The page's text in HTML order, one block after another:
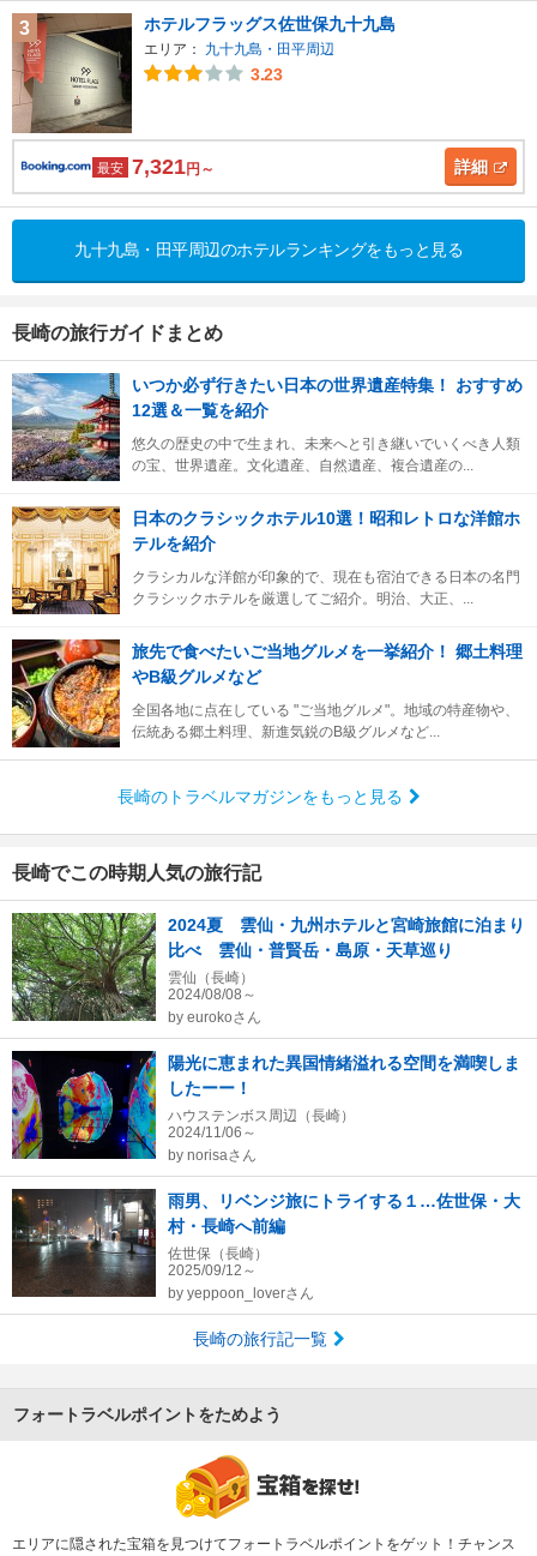
3 ホテルフラッグス佐世保九十九島
エリア： 九十九島・田平周辺
3.23
最安 7,321円～ 詳細
九十九島・田平周辺のホテルランキングをもっと見る
長崎の旅行ガイドまとめ
いつか必ず行きたい日本の世界遺産特集！ おすすめ
12選＆一覧を紹介
悠久の歴史の中で生まれ、未来へと引き継いでいくべき人類
の宝、世界遺産。文化遺産、自然遺産、複合遺産の...
日本のクラシックホテル10選！昭和レトロな洋館ホ
テルを紹介
クラシカルな洋館が印象的で、現在も宿泊できる日本の名門
クラシックホテルを厳選してご紹介。明治、大正、...
旅先で食べたいご当地グルメを一挙紹介！ 郷土料理
やB級グルメなど
全国各地に点在している "ご当地グルメ"。地域の特産物や、
伝統ある郷土料理、新進気鋭のB級グルメなど...
長崎のトラベルマガジンをもっと見る
長崎でこの時期人気の旅行記
2024夏 雲仙・九州ホテルと宮崎旅館に泊まり
比べ 雲仙・普賢岳・島原・天草巡り
雲仙（長崎）
2024/08/08～
by eurokoさん
陽光に恵まれた異国情緒溢れる空間を満喫しま
したーー！
ハウステンボス周辺（長崎）
2024/11/06～
by norisaさん
雨男、リベンジ旅にトライする１…佐世保・大
村・長崎へ前編
佐世保（長崎）
2025/09/12～
by yeppoon_loverさん
長崎の旅行記一覧
フォートラベルポイントをためよう
エリアに隠された宝箱を見つけてフォートラベルポイントをゲット！チャンス